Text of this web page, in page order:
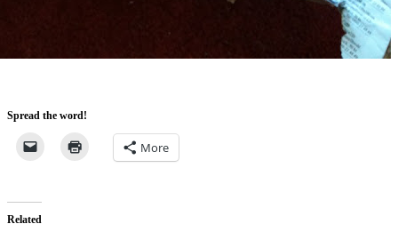
Spread the word!
More
Related